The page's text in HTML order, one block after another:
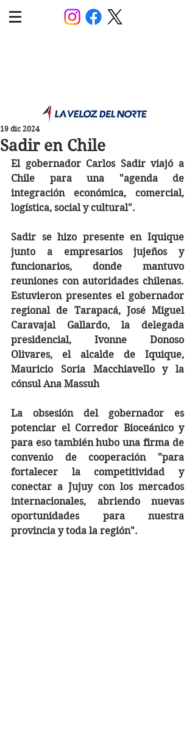
Sadir en Chile
19 dic 2024
El gobernador Carlos Sadir viajó a
Chile para una "agenda de
integración económica, comercial,
logística, social y cultural".
Sadir se hizo presente en Iquique
junto a empresarios jujeños y
funcionarios, donde mantuvo
reuniones con autoridades chilenas.
Estuvieron presentes el gobernador
regional de Tarapacá, José Miguel
Caravajal Gallardo, la delegada
presidencial, Ivonne Donoso
Olivares, el alcalde de Iquique,
Mauricio Soria Macchiavello y la
cónsul Ana Massuh
La obsesión del gobernador es
potenciar el Corredor Bioceánico y
para eso también hubo una firma de
convenio de cooperación "para
fortalecer la competitividad y
conectar a Jujuy con los mercados
internacionales, abriendo nuevas
oportunidades para nuestra
provincia y toda la región".